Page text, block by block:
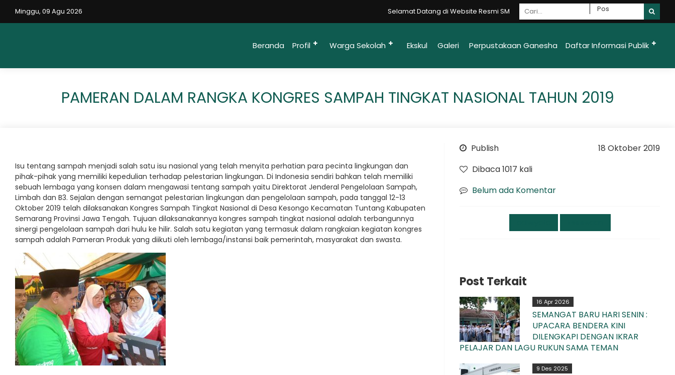
Minggu, 09 Agu 2026 Selamat Datang di Website Resmi SMAN 1 Ungaran Moncer {Mandiri - Optimis - Nasionalis
Beranda Profil Warga Sekolah Ekskul Galeri Perpustakaan Ganesha Daftar Informasi Publik
PAMERAN DALAM RANGKA KONGRES SAMPAH TINGKAT NASIONAL TAHUN 2019
Isu tentang sampah menjadi salah satu isu nasional yang telah menyita perhatian para pecinta lingkungan dan
pihak-pihak yang memiliki kepedulian terhadap pelestarian lingkungan. Di Indonesia sendiri bahkan telah memiliki
sebuah lembaga yang konsen dalam mengawasi tentang sampah yaitu Direktorat Jenderal Pengelolaan Sampah,
Limbah dan B3. Sejalan dengan semangat pelestarian lingkungan dan pengelolaan sampah, pada tanggal 12-13
Oktober 2019 telah dilaksanakan Kongres Sampah Tingkat Nasional di Desa Kesongo Kecamatan Tuntang Kabupaten
Semarang Provinsi Jawa Tengah. Tujuan dilaksanakannya kongres sampah tingkat nasional adalah terbangunnya
sinergi pengelolaan sampah dari hulu ke hilir. Salah satu kegiatan yang termasuk dalam rangkaian kegiatan kongres
sampah adalah Pameran Produk yang diikuti oleh lembaga/instansi baik pemerintah, masyarakat dan swasta.
Publish
18 Oktober 2019
Dibaca 1017 kali
Belum ada Komentar
Post Terkait
16 Apr 2026
SEMANGAT BARU HARI SENIN :
UPACARA BENDERA KINI
DILENGKAPI DENGAN IKRAR
PELAJAR DAN LAGU RUKUN SAMA TEMAN
9 Des 2025